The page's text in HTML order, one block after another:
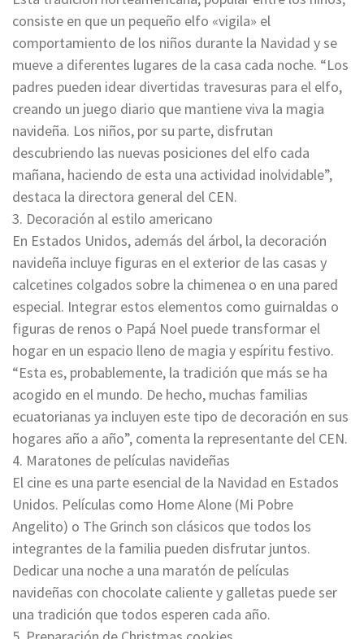
consiste en que un pequeño elfo «vigila» el
comportamiento de los niños durante la Navidad y se
mueve a diferentes lugares de la casa cada noche. “Los
padres pueden idear divertidas travesuras para el elfo,
creando un juego diario que mantiene viva la magia
navideña. Los niños, por su parte, disfrutan
descubriendo las nuevas posiciones del elfo cada
mañana, haciendo de esta una actividad inolvidable”,
destaca la directora general del CEN.
3. Decoración al estilo americano
En Estados Unidos, además del árbol, la decoración
navideña incluye figuras en el exterior de las casas y
calcetines colgados sobre la chimenea o en una pared
especial. Integrar estos elementos como guirnaldas o
figuras de renos o Papá Noel puede transformar el
hogar en un espacio lleno de magia y espíritu festivo.
“Esta es, probablemente, la tradición que más se ha
acogido en el mundo. De hecho, muchas familias
ecuatorianas ya incluyen este tipo de decoración en sus
hogares año a año”, comenta la representante del CEN.
4. Maratones de películas navideñas
El cine es una parte esencial de la Navidad en Estados
Unidos. Películas como Home Alone (Mi Pobre
Angelito) o The Grinch son clásicos que todos los
integrantes de la familia pueden disfrutar juntos.
Dedicar una noche a una maratón de películas
navideñas con chocolate caliente y galletas puede ser
una tradición que todos esperen cada año.